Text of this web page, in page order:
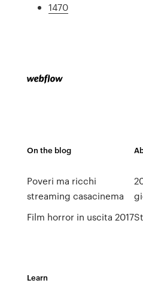
1470
On the blog
Poveri ma ricchi
streaming casacinema
Film horror in uscita 2017
Learn